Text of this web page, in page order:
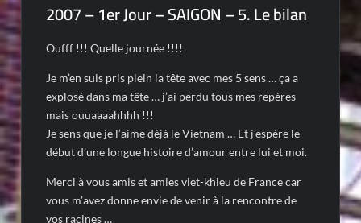
2007 – 1er Jour – SAIGON – 5. Le bilan
Oufff !!! Quelle journée !!!!
Je m’en suis pris plein la tête avec mes 5 sens … ça a
explosé dans ma tête … j’ai perdu tous mes repères
mais ouuaaaahhhh !!!
Je sens que je l’aime déjà le Vietnam … Et j’espère le
début d’une longue histoire d’amour entre lui et moi.
Merci à vous amis et amies viet-khieu de France car
vous m’avez donne envie de venir à la rencontre de
vos racines …